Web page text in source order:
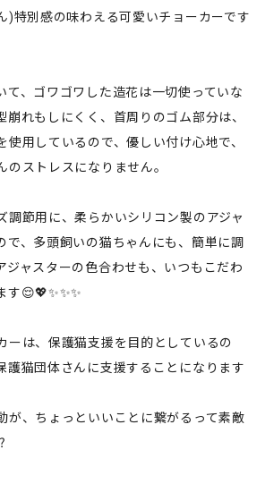
)特別感の味わえる可愛いチョーカーです
て、ゴワゴワした造花は一切使っていな
崩れもしにくく、首周りのゴム部分は、
使用しているので、優しい付け心地で、
のストレスになりません。
調節用に、柔らかいシリコン製のアジャ
で、多頭飼いの猫ちゃんにも、簡単に調
ジャスターの色合わせも、いつもこだわ
す😌💖✨✨✨
ーは、保護猫支援を目的としているの
護猫団体さんに支援することになります
が、ちょっといいことに繋がるって素敵